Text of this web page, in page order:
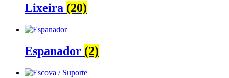
Lixeira (20)
Espanador (2)